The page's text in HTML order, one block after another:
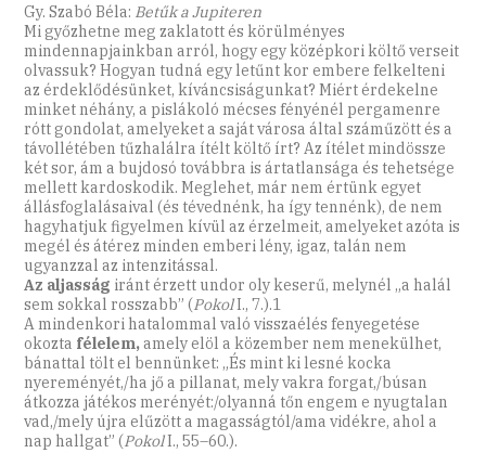
Gy. Szabó Béla: Betűk a Jupiteren
Mi győzhetne meg zaklatott és körülményes
mindennapjainkban arról, hogy egy középkori költő verseit
olvassuk? Hogyan tudná egy letűnt kor embere felkelteni
az érdeklődésünket, kíváncsiságunkat? Miért érdekelne
minket néhány, a pislákoló mécses fényénél pergamenre
rótt gondolat, amelyeket a saját városa által száműzött és a
távollétében tűzhalálra ítélt költő írt? Az ítélet mindössze
két sor, ám a bujdosó továbbra is ártatlansága és tehetsége
mellett kardoskodik. Meglehet, már nem értünk egyet
állásfoglalásaival (és tévednénk, ha így tennénk), de nem
hagyhatjuk figyelmen kívül az érzelmeit, amelyeket azóta is
megél és átérez minden emberi lény, igaz, talán nem
ugyanzzal az intenzitással.
Az aljasság iránt érzett undor oly keserű, melynél „a halál
sem sokkal rosszabb” (PokolI., 7.).1
A mindenkori hatalommal való visszaélés fenyegetése
okozta félelem,amely elöl a közember nem menekülhet,
bánattal tölt el bennünket: „És mint ki lesné kocka
nyereményét,/ha jő a pillanat, mely vakra forgat,/búsan
átkozza játékos merényét:/olyanná tőn engem e nyugtalan
vad,/mely újra elűzött a magasságtól/ama vidékre, ahol a
nap hallgat” (PokolI., 55–60.).